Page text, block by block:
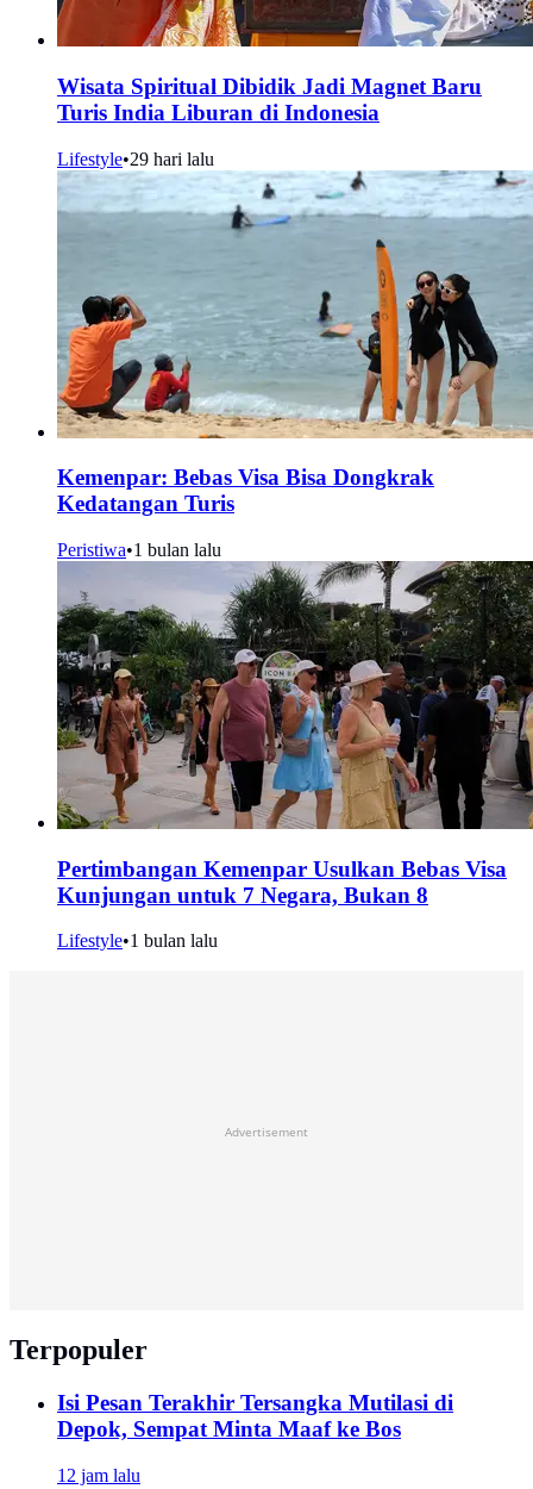
Wisata Spiritual Dibidik Jadi Magnet Baru
Turis India Liburan di Indonesia
Lifestyle•29 hari lalu
Kemenpar: Bebas Visa Bisa Dongkrak
Kedatangan Turis
Peristiwa•1 bulan lalu
Pertimbangan Kemenpar Usulkan Bebas Visa
Kunjungan untuk 7 Negara, Bukan 8
Lifestyle•1 bulan lalu
Advertisement
Terpopuler
Isi Pesan Terakhir Tersangka Mutilasi di
Depok, Sempat Minta Maaf ke Bos
12 jam lalu